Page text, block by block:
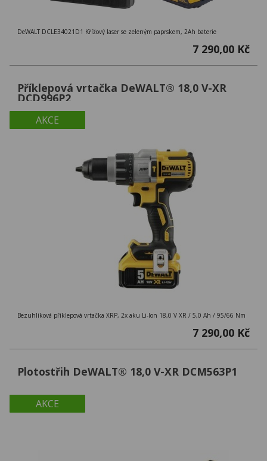
DeWALT DCLE34021D1 Křížový laser se zeleným paprskem, 2Ah baterie
7 290,00 Kč
AKCE
Příklepová vrtačka DeWALT® 18,0 V-XR
DCD996P2
Bezuhlíková příklepová vrtačka XRP, 2x aku Li-Ion 18,0 V XR / 5,0 Ah / 95/66 Nm
7 290,00 Kč
AKCE
Plotostřih DeWALT® 18,0 V-XR DCM563P1